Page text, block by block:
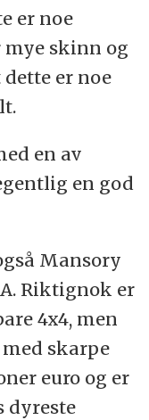
er noe
mye skinn og
er noe
en av
en god
Mansory
Riktignok er
4x4, men
skarpe
euro og er
dyreste